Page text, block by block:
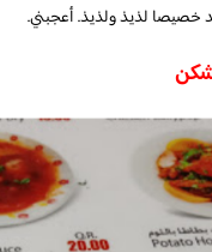
خصيصا لذيذ ولذيذ. أعجبني.